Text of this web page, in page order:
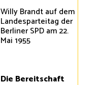
Willy Brandt auf dem
Landesparteitag der
Berliner SPD am 22.
Mai 1955
Die Bereitschaft